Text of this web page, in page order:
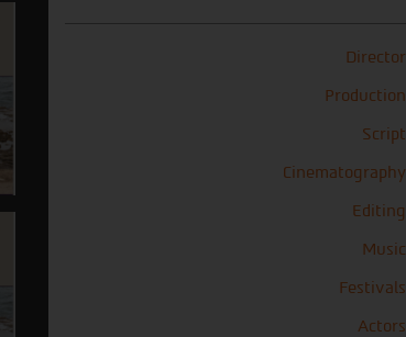
Director
Production
Script
Cinematography
Editing
Music
Festivals
Actors